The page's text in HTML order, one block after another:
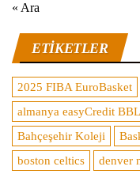
« Ara
ETIKETLER
2025 FIBA EuroBasket
almanya easyCredit BBL
Bahçeşehir Koleji
boston celtics
denver